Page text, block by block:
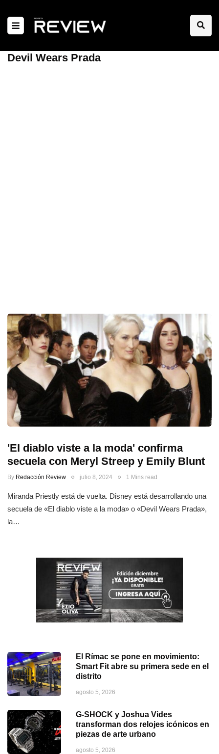
Devil Wears Prada
'El diablo viste a la moda' confirma
secuela con Meryl Streep y Emily Blunt
By Redacción Review julio 8, 2024 1 Mins read
Miranda Priestly está de vuelta. Disney está desarrollando una
secuela de «El diablo viste a la moda» o «Devil Wears Prada»,
la…
El Rímac se pone en movimiento:
Smart Fit abre su primera sede en el
distrito
agosto 5, 2026
G-SHOCK y Joshua Vides
transforman dos relojes icónicos en
piezas de arte urbano
agosto 5, 2026